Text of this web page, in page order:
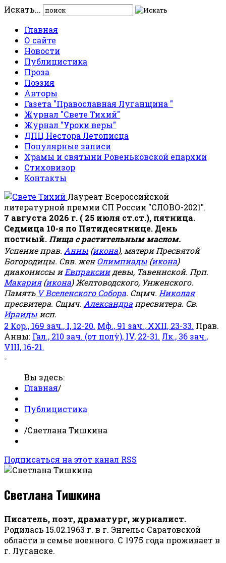
Искать...
Главная
О сайте
Новости
Публицистика
Проза
Поэзия
Авторы
Газета "Православная Луганщина "
Журнал "Свете Тихий"
Журнал "Уроки веры"
ДПЦ Нестора Летописца
Популярные записи
Храмы и святыни Ровеньковской епархии
Стиховизор
Контакты
Лауреат Всероссийской
литературной премии СП России "СЛОВО-2021".
7 августа 2026 г. ( 25 июля ст.ст.), пятница.
Седмица 10-я по Пятидесятнице. День
постный. Пища с растительным маслом.
Успение прав. Анны (икона), матери Пресвятой
Богородицы. Свв. женОлимпиады (икона)
диакониссы иЕвпраксиидевы, Тавеннской. Прп.
Макария(икона) Желтоводского, Унженского.
Память V Вселенского Собора. Сщмч. Николая
пресвитера. Сщмч. Александра пресвитера. Св.
Ираиды исп.
2 Кор., 169 зач., I, 12-20. Мф., 91 зач., XXII, 23-33. Прав.
Анны: Гал., 210 зач. (от полу́), IV, 22-31. Лк., 36 зач.,
VIII, 16-21.
-
Вы здесь:
Главная/
Публицистика
/Светлана Тишкина
Подписаться на этот канал RSS
Светлана Тишкина
Писатель, поэт, драматург, журналист.
Родилась 15.02.1963 г. в г. Энгельс Саратовской
области в семье военного. С 1975 года проживает в
г. Луганске.